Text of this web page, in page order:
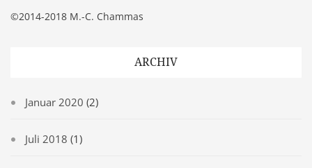
©2014-2018 M.-C. Chammas
ARCHIV
Januar 2020 (2)
Juli 2018 (1)